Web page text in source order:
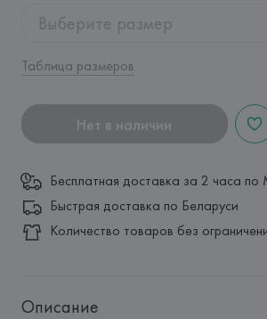
Выберите размер
Таблица размеров
Нет в наличии
Бесплатная доставка за 2 часа по
Быстрая доставка по Беларуси
Количество товаров без
Описание